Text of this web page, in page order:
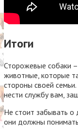
Итоги
Сторожевые собаки
животные, которые
стороны своей
нести службу вам,
Не стоит забывать о
они должны понимать